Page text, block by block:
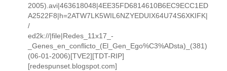
2005).avi|463618048|4EE35FD6814610B6EC9ECC1ED
A2522F8|h=2ATW7LK5WIL6NZYEDUIX64U74S6XKIFK|
/
ed2k://|file|Redes_11x17_-
_Genes_en_conflicto_(El_Gen_Ego%C3%ADsta)_(381)
(06-01-2006)[TVE2][TDT-RIP]
[redespunset.blogspot.com]